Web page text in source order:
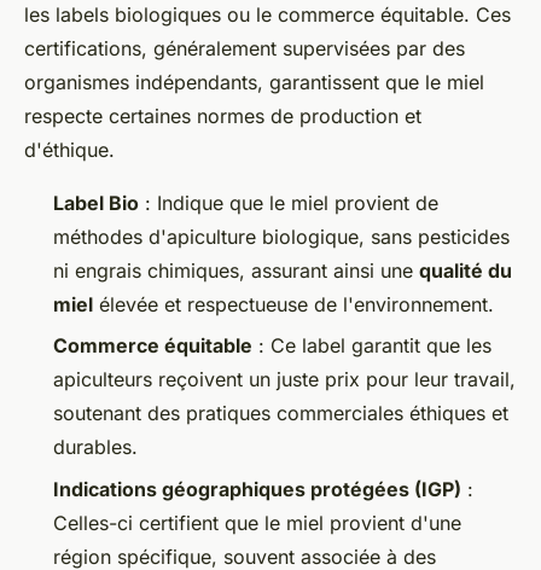
les labels biologiques ou le commerce équitable. Ces
certifications, généralement supervisées par des
organismes indépendants, garantissent que le miel
respecte certaines normes de production et
d'éthique.
Label Bio : Indique que le miel provient de
méthodes d'apiculture biologique, sans pesticides
ni engrais chimiques, assurant ainsi une qualité du
miel élevée et respectueuse de l'environnement.
Commerce équitable : Ce label garantit que les
apiculteurs reçoivent un juste prix pour leur travail,
soutenant des pratiques commerciales éthiques et
durables.
Indications géographiques protégées (IGP) :
Celles-ci certifient que le miel provient d'une
région spécifique, souvent associée à des